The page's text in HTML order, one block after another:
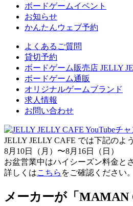
ボードゲームイベント
お知らせ
かんたんウェブ予約
よくあるご質問
貸切予約
ボードゲーム販売店 JELLY
ボードゲーム通販
オリジナルゲームブランド
求人情報
お問い合わせ
JELLY JELLY CAFE では下記のよ
8月10日（月）〜8月16日（日）
お盆営業中はハイシーズン料金と
詳しくはこちら をご確認ください。
メーカーが「MAMAN